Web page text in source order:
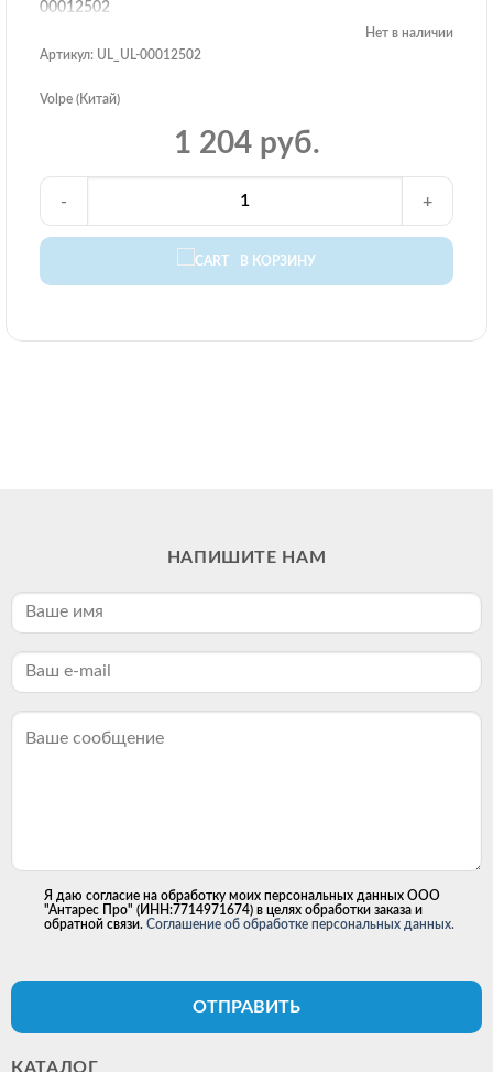
00012502
Нет в наличии
Артикул: UL_UL-00012502
Volpe (Китай)
1 204 руб.
В КОРЗИНУ
- +
НАПИШИТЕ НАМ
Я даю согласие на обработку моих персональных данных ООО
"Антарес Про" (ИНН:7714971674) в целях обработки заказа и
обратной связи. Соглашение об обработке персональных данных.
ОТПРАВИТЬ
КАТАЛОГ